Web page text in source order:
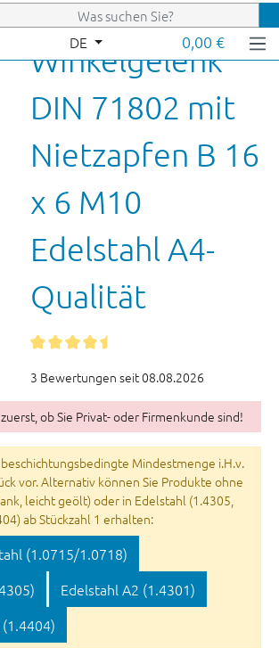
DE 0,00 €
Winkelgelenk
DIN 71802 mit
Nietzapfen B 16
x 6 M10
Edelstahl A4-
Qualität
3 Bewertungen seit 08.08.2026
ob Sie Privat- oder Firmenkunde sind!
Mindestmenge i.H.v.
vor. Alternativ können Sie Produkte ohne
leicht geölt) oder in Edelstahl (1.4305,
ab Stückzahl 1 erhalten:
(1.0715/1.0718)
Edelstahl A2 (1.4301)